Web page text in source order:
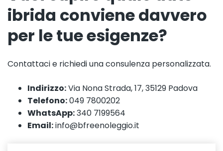
ibrida conviene davvero
per le tue esigenze?
Contattaci e richiedi una consulenza personalizzata.
Indirizzo:Via Nona Strada, 17, 35129 Padova
Telefono:049 7800202
WhatsApp:340 7199564
Email:info@bfreenoleggio.it